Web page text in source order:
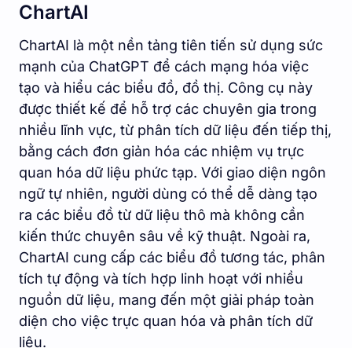
ChartAI
ChartAI là một nền tảng tiên tiến sử dụng sức
mạnh của ChatGPT để cách mạng hóa việc
tạo và hiểu các biểu đồ, đồ thị. Công cụ này
được thiết kế để hỗ trợ các chuyên gia trong
nhiều lĩnh vực, từ phân tích dữ liệu đến tiếp thị,
bằng cách đơn giản hóa các nhiệm vụ trực
quan hóa dữ liệu phức tạp. Với giao diện ngôn
ngữ tự nhiên, người dùng có thể dễ dàng tạo
ra các biểu đồ từ dữ liệu thô mà không cần
kiến thức chuyên sâu về kỹ thuật. Ngoài ra,
ChartAI cung cấp các biểu đồ tương tác, phân
tích tự động và tích hợp linh hoạt với nhiều
nguồn dữ liệu, mang đến một giải pháp toàn
diện cho việc trực quan hóa và phân tích dữ
liệu.